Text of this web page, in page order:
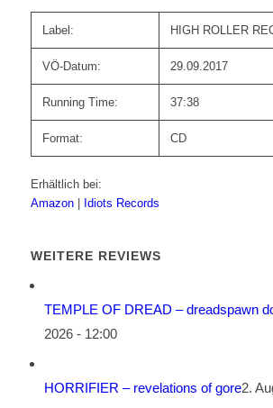
Label: HIGH ROLLER
VÖ-Datum: 29.09.2017
Running Time: 37:38
Format: CD
Erhältlich bei:
Amazon
Idiots Records
WEITERE REVIEWS
TEMPLE OF DREAD – dreadspawn
2026 - 12:00
HORRIFIER – revelations of gore2.